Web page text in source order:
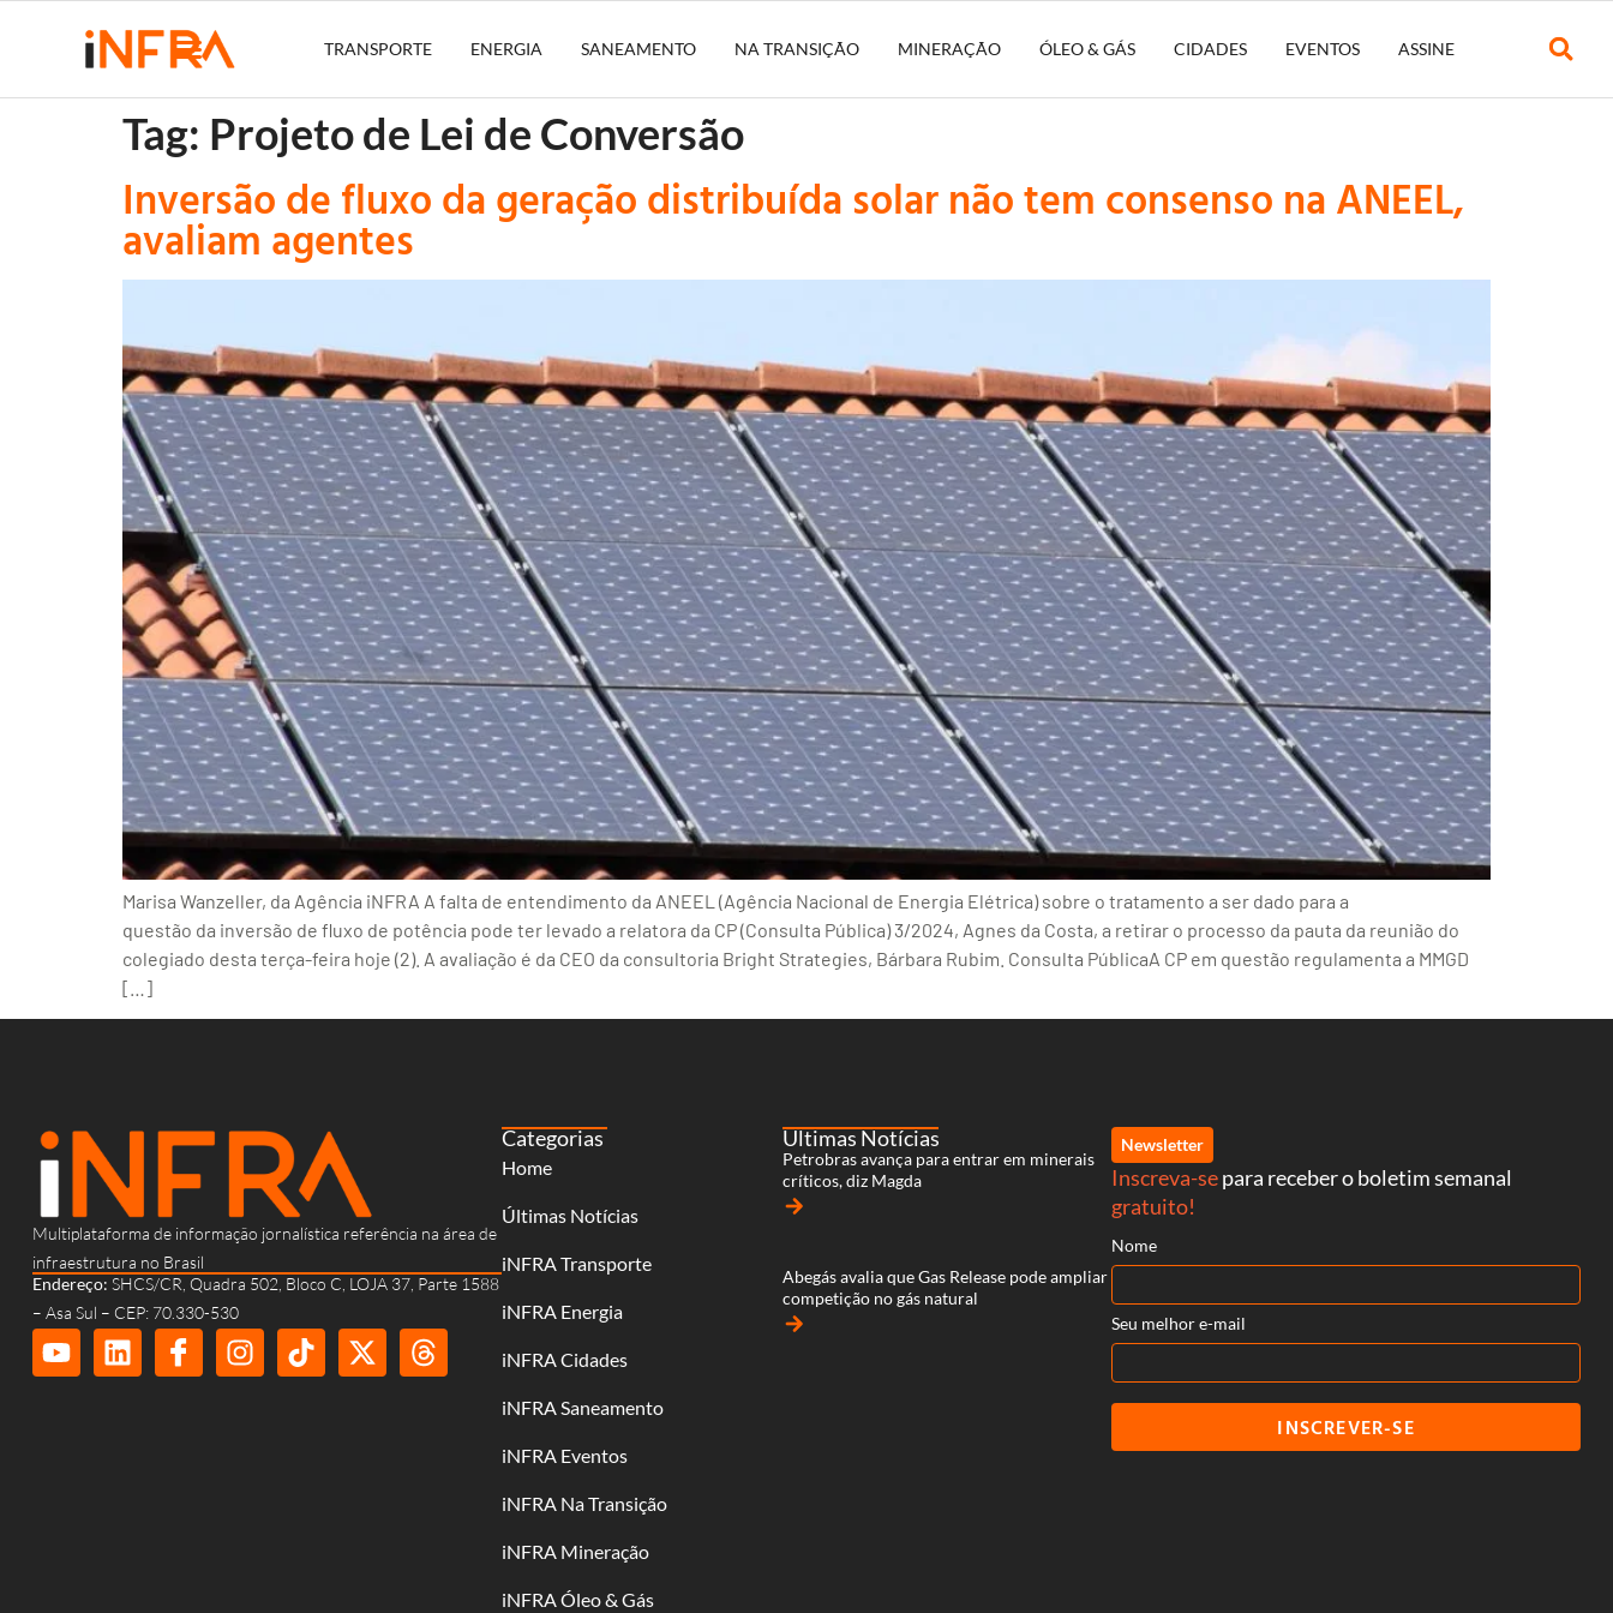
TRANSPORTE ENERGIA SANEAMENTO NA TRANSIÇÃO MINERAÇÃO ÓLEO & GÁS CIDADES EVENTOS ASSINE
Tag: Projeto de Lei de Conversão
Inversão de fluxo da geração distribuída solar não tem consenso na ANEEL,
avaliam agentes
Marisa Wanzeller, da Agência iNFRA A falta de entendimento da ANEEL (Agência Nacional de Energia Elétrica) sobre o tratamento a ser dado para a
questão da inversão de fluxo de potência pode ter levado a relatora da CP (Consulta Pública) 3/2024, Agnes da Costa, a retirar o processo da pauta da reunião do
colegiado desta terça-feira hoje (2). A avaliação é da CEO da consultoria Bright Strategies, Bárbara Rubim. Consulta PúblicaA CP em questão regulamenta a MMGD
[…]
Multiplataforma de informação jornalística referência na área de
infraestrutura no Brasil
Endereço: SHCS/CR, Quadra 502, Bloco C, LOJA 37, Parte 1588
– Asa Sul – CEP: 70.330-530
Categorias
Home
Últimas Notícias
iNFRA Transporte
iNFRA Energia
iNFRA Cidades
iNFRA Saneamento
iNFRA Eventos
iNFRA Na Transição
iNFRA Mineração
iNFRA Óleo & Gás
Últimas Notícias
Petrobras avança para entrar em minerais
críticos, diz Magda
arrow_forward
Abegás avalia que Gas Release pode ampliar
competição no gás natural
arrow_forward
Newsletter
Inscreva-separa receber o boletim semanal
gratuito!
Nome
Seu melhor e-mail
INSCREVER-SE